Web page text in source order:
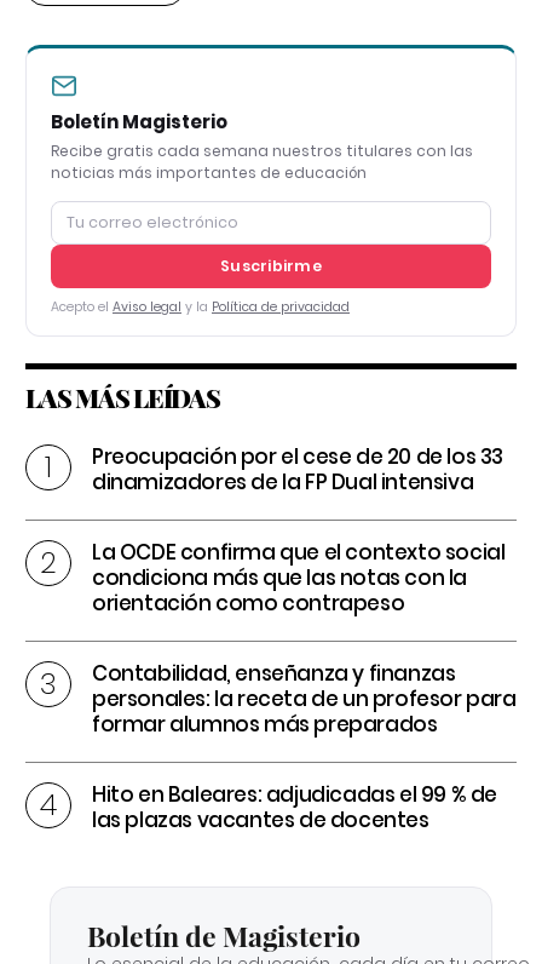
Boletín Magisterio
Recibe gratis cada semana nuestros titulares con las
noticias más importantes de educación
Suscribirme
Acepto el Aviso legal y la Política de privacidad
LAS MÁS LEÍDAS
Preocupación por el cese de 20 de los 33
dinamizadores de la FP Dual intensiva
La OCDE confirma que el contexto social
condiciona más que las notas con la
orientación como contrapeso
Contabilidad, enseñanza y finanzas
personales: la receta de un profesor para
formar alumnos más preparados
Hito en Baleares: adjudicadas el 99 % de
las plazas vacantes de docentes
Boletín de Magisterio